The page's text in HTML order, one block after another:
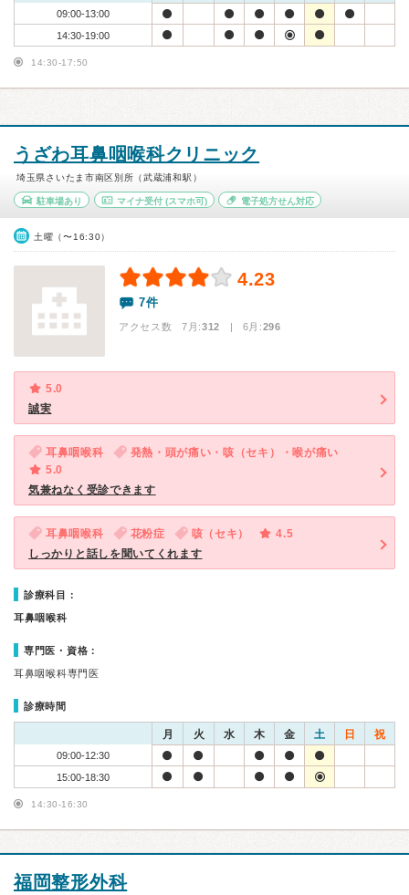
09:00-13:00
14:30-19:00
14:30-17:50
うざわ耳鼻咽喉科クリニック
埼玉県さいたま市南区別所（武蔵浦和駅）
駐車場あり マイナ受付(スマホ可) 電子処方せん対応
土曜（〜16:30）
4.23
7件
アクセス数 7月:312 | 6月:296
5.0
誠実
耳鼻咽喉科
発熱・頭が痛い・咳（セキ）・喉が痛い
5.0
気兼ねなく受診できます
耳鼻咽喉科 花粉症 咳（セキ）
4.5
しっかりと話しを聞いてくれます
診療科目：
耳鼻咽喉科
専門医・資格：
耳鼻咽喉科専門医
診療時間
月 火 水 木 金 土 日 祝
09:00-12:30
15:00-18:30
14:30-16:30
福岡整形外科